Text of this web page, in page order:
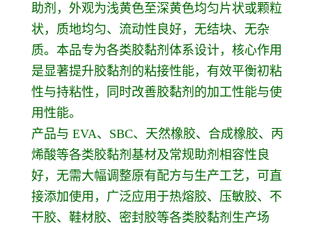
助剂，外观为浅黄色至深黄色均匀片状或颗粒
状，质地均匀、流动性良好，无结块、无杂
质。本品专为各类胶黏剂体系设计，核心作用
是显著提升胶黏剂的粘接性能，有效平衡初粘
性与持粘性，同时改善胶黏剂的加工性能与使
用性能。
产品与 EVA、SBC、天然橡胶、合成橡胶、丙
烯酸等各类胶黏剂基材及常规助剂相容性良
好，无需大幅调整原有配方与生产工艺，可直
接添加使用，广泛应用于热熔胶、压敏胶、不
干胶、鞋材胶、密封胶等各类胶黏剂生产场